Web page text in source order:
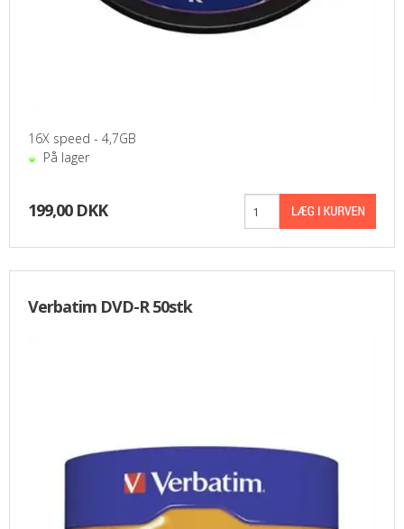
16X speed - 4,7GB
På lager
199,00 DKK
Verbatim DVD-R 50stk